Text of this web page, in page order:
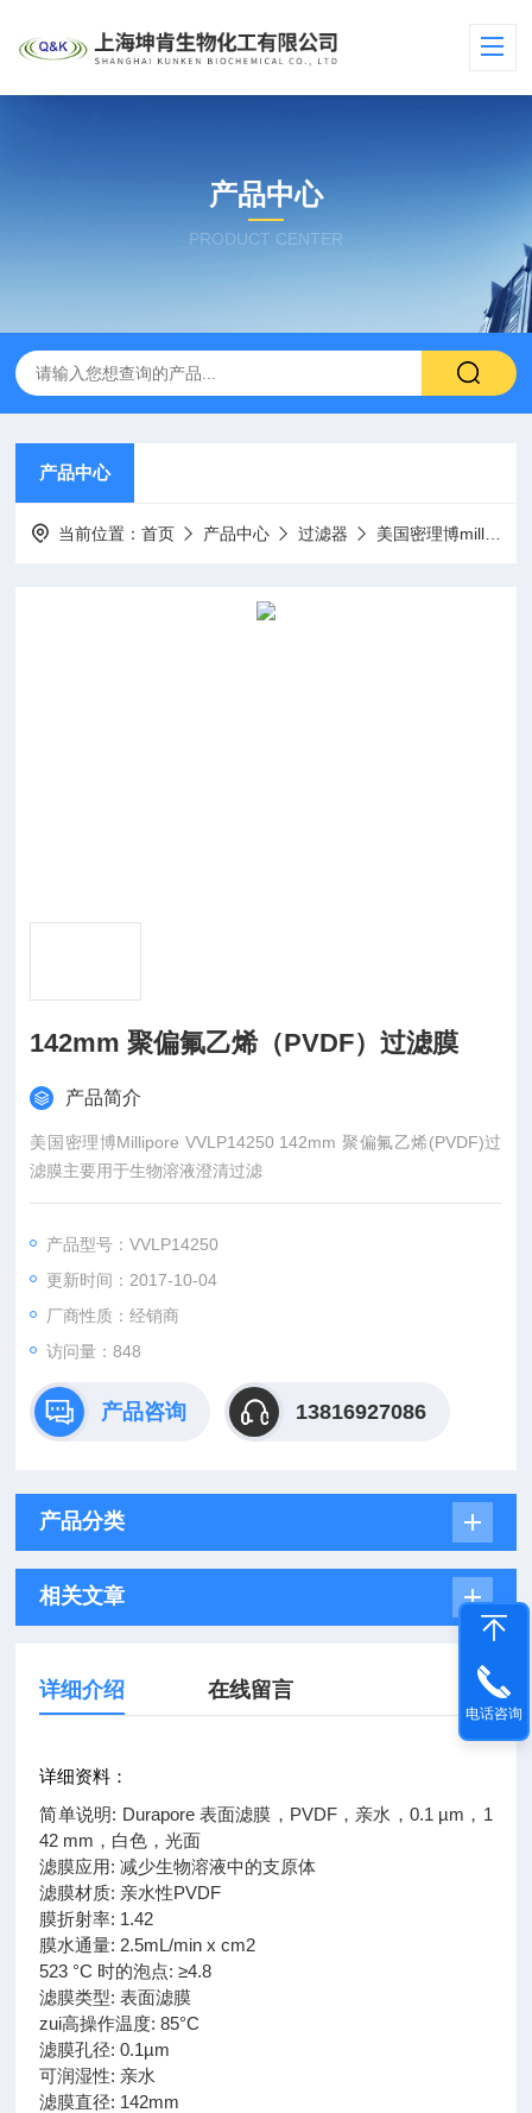
产品中心
PRODUCT CENTER
产品中心
当前位置：首页 产品中心 过滤器 美国密理博millipore
142mm 聚偏氟乙烯（PVDF）过滤膜
产品简介
美国密理博Millipore VVLP14250 142mm 聚偏氟乙烯(PVDF)过
滤膜主要用于生物溶液澄清过滤
产品型号：VVLP14250
更新时间：2017-10-04
厂商性质：经销商
访问量：848
产品咨询 13816927086
产品分类
相关文章
详细介绍 在线留言
详细资料：
简单说明: Durapore 表面滤膜，PVDF，亲水，0.1 µm，1
42 mm，白色，光面
滤膜应用: 减少生物溶液中的支原体
滤膜材质: 亲水性PVDF
膜折射率: 1.42
膜水通量: 2.5mL/min x cm2
523 °C 时的泡点: ≥4.8
滤膜类型: 表面滤膜
zui高操作温度: 85°C
滤膜孔径: 0.1µm
可润湿性: 亲水
滤膜直径: 142mm
电话咨询